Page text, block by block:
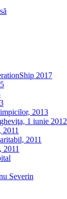
2017
2013
1 iunie 2012
2011
2011
2011
Severin